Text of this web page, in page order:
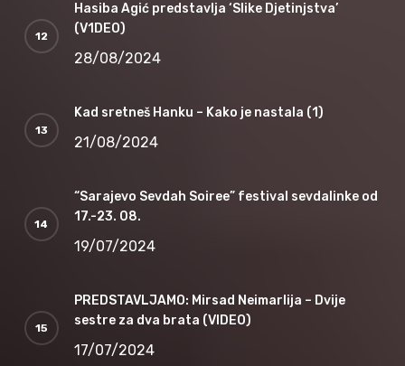
Hasiba Agić predstavlja ‘Slike Djetinjstva’
(V1DEO)
28/08/2024
Kad sretneš Hanku – Kako je nastala (1)
21/08/2024
“Sarajevo Sevdah Soiree” festival sevdalinke od
17.-23. 08.
19/07/2024
PREDSTAVLJAMO: Mirsad Neimarlija – Dvije
sestre za dva brata (VIDEO)
17/07/2024